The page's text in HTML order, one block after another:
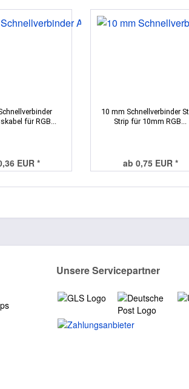
für RGB...
EUR *
10 mm Schnellverbinder
Strip für 10mm RGB...
ab 0,75 EUR *
Unsere Servicepartner